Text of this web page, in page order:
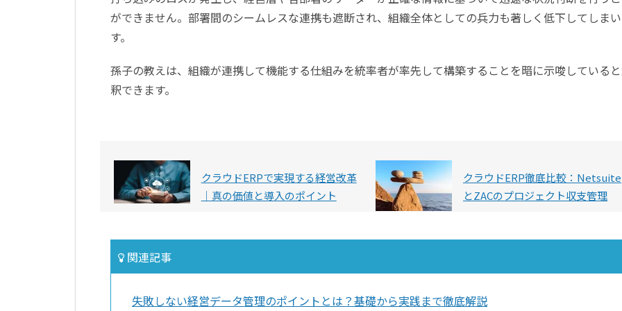
ができません。部署間のシームレスな連携も遮断され、組織全体としての兵力も著しく低下してしま
す。
孫子の教えは、組織が連携して機能する仕組みを統率者が率先して構築することを暗に示唆している
釈できます。
クラウドERPで実現する経営改革
｜真の価値と導入のポイント
クラウドERP徹底比較：Netsuite
とZACのプロジェクト収支管理
関連記事
失敗しない経営データ管理のポイントとは？基礎から実践まで徹底解説